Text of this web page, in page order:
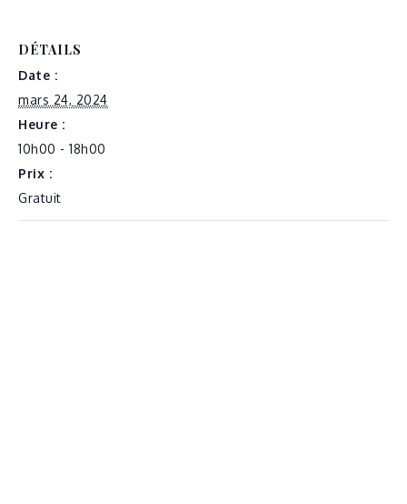
DÉTAILS
Date :
mars 24, 2024
Heure :
10h00 - 18h00
Prix :
Gratuit